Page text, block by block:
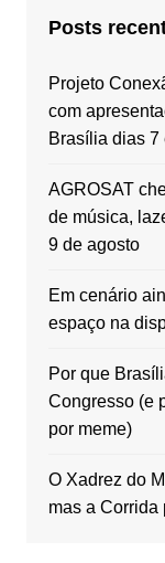
Posts
Projeto
com
Brasília dias 7
AGROSAT
de música,
9 de agosto
Em cenário
espaço na
Por que
Congresso (e
por meme)
O Xadrez do
mas a Corrida